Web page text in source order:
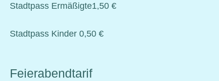
Stadtpass Ermäßigte1,50 €
Stadtpass Kinder 0,50 €
Feierabendtarif